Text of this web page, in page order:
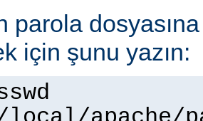
parola dosyasına
için şunu yazın: